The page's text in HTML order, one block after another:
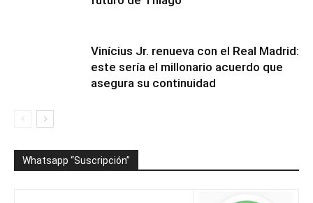
Vinícius Jr. renueva con el Real Madrid:
este sería el millonario acuerdo que
asegura su continuidad
Whatsapp “Suscripción”